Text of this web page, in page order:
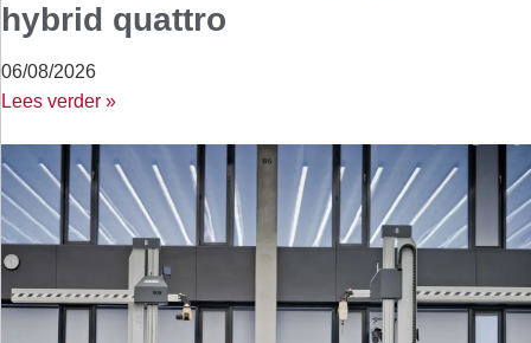
hybrid quattro
06/08/2026
Lees verder »